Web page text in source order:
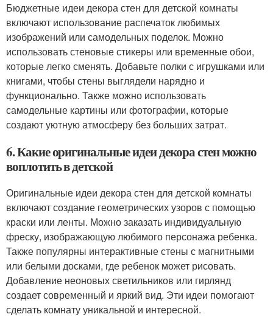
Бюджетные идеи декора стен для детской комнаты
включают использование распечаток любимых
изображений или самодельных поделок. Можно
использовать стеновые стикеры или временные обои,
которые легко сменять. Добавьте полки с игрушками или
книгами, чтобы стены выглядели нарядно и
функционально. Также можно использовать
самодельные картины или фотографии, которые
создают уютную атмосферу без больших затрат.
6. Какие оригинальные идеи декора стен можно
воплотить в детской
Оригинальные идеи декора стен для детской комнаты
включают создание геометрических узоров с помощью
краски или ленты. Можно заказать индивидуальную
фреску, изображающую любимого персонажа ребенка.
Также популярны интерактивные стены с магнитными
или белыми досками, где ребенок может рисовать.
Добавление неоновых светильников или гирлянд
создает современный и яркий вид. Эти идеи помогают
сделать комнату уникальной и интересной.